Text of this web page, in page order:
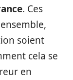
. Ces
soient
cela se
en